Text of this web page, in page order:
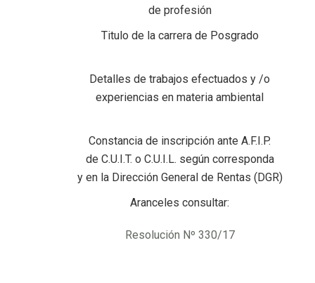
de profesión
Titulo de la carrera de Posgrado
Detalles de trabajos efectuados y /o
experiencias en materia ambiental
Constancia de inscripción ante A.F.I.P.
de C.U.I.T. o C.U.I.L. según corresponda
y en la Dirección General de Rentas (DGR)
Aranceles consultar:
Resolución Nº 330/17